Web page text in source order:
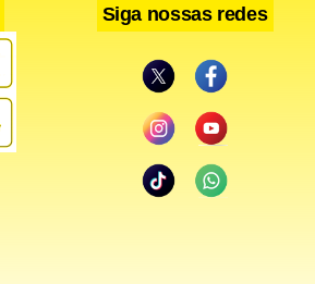
Siga nossas redes